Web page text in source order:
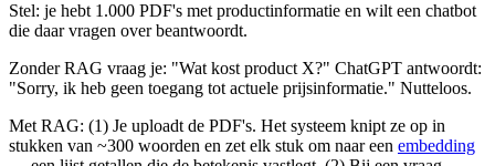
Stel: je hebt 1.000 PDF's met productinformatie en wilt een chatbot
die daar vragen over beantwoordt.
Zonder RAG vraag je: "Wat kost product X?" ChatGPT antwoordt:
"Sorry, ik heb geen toegang tot actuele prijsinformatie." Nutteloos.
Met RAG: (1) Je uploadt de PDF's. Het systeem knipt ze op in
stukken van ~300 woorden en zet elk stuk om naar een embedding